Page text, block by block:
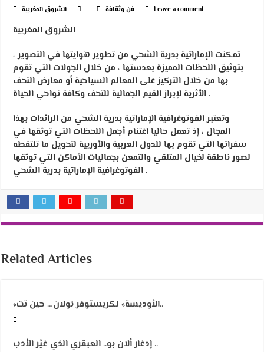
الشروق المغربية فن وثقافة Leave a comment
الشروق المغربية
تمكنت الإماراتية بدرية الشحي من تطوير هوايتها في التصوير ،
بتوثيق اللحظات المميزة بعدستها ، من خلال الجولات التي تقوم
بها من خلال التركيز على المعالم السياحية أو معارض التحف
الأثرية لإبراز القيم الجمالية للتحف وكافة نواحي الحياة .
وتعتبر الفوتوغرافية الإماراتية بدرية الشحي من الرائدات بهذا
المجال ، إذ تعمل حاليا اغتنام أجمل اللحظات التي توثقها في
سفراتها التي تقوم بها للدول العربية والأوربية لتحويل ما تلتقطه
لصور ناطقة لخيال المتلقي والتمعن بجماليات الأماكن التي توثقها
الفوتوغرافية الإماراتية بدرية الشحي .
Related Articles
«الأوديسة» لكريستوفر نولان… حين تت..
إدغار ألان بو.. العبقري الذي غيّر الأدب ..